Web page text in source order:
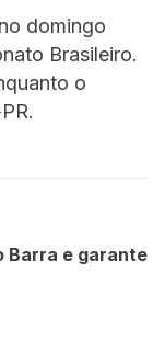
domingo
Brasileiro.
o
Barra e garante